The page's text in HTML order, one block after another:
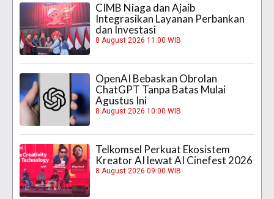
CIMB Niaga dan Ajaib
Integrasikan Layanan Perbankan
dan Investasi
8 August 2026 11:00 WIB
OpenAI Bebaskan Obrolan
ChatGPT Tanpa Batas Mulai
Agustus Ini
8 August 2026 10:00 WIB
Telkomsel Perkuat Ekosistem
Kreator AI lewat AI Cinefest 2026
8 August 2026 09:00 WIB